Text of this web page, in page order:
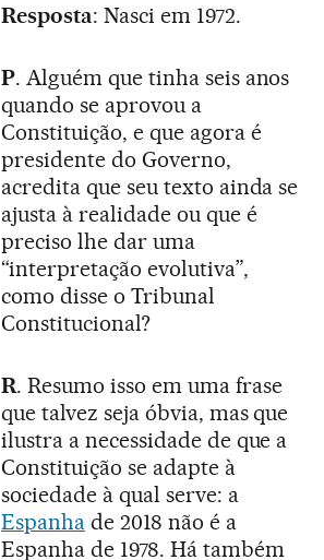
Resposta: Nasci em 1972.
P. Alguém que tinha seis anos
quando se aprovou a
Constituição, e que agora é
presidente do Governo,
acredita que seu texto ainda se
ajusta à realidade ou que é
preciso lhe dar uma
“interpretação evolutiva”,
como disse o Tribunal
Constitucional?
R. Resumo isso em uma frase
que talvez seja óbvia, mas que
ilustra a necessidade de que a
Constituição se adapte à
sociedade à qual serve: a
Espanhade 2018 não é a
Espanha de 1978. Há também